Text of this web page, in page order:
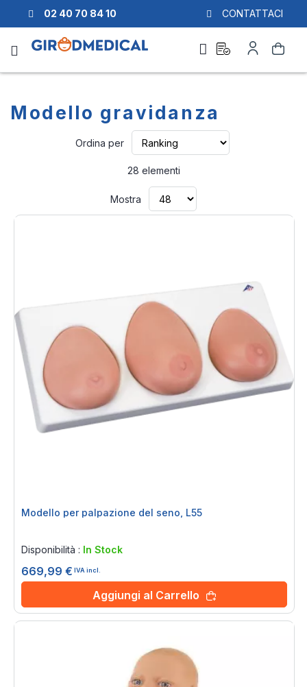
02 40 70 84 10 CONTATTACI
Cerca
preventivo
mio
Account
Modello gravidanza
Ordina per
28 elementi
Mostra
Modello per palpazione del seno, L55
Disponibilità : In Stock
669,99 € IVA incl.
Aggiungi al Carrello